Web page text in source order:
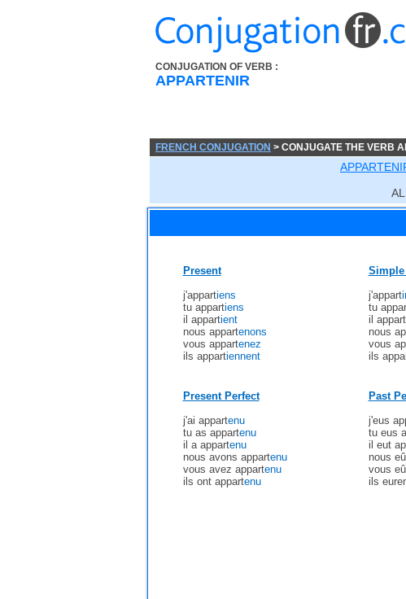
CONJUGATION OF VERB :
APPARTENIR
FRENCH CONJUGATION > CONJUGATE THE VERB
Present
j'appartiens
tu appartiens
il appartient
nous appartenons
vous appartenez
ils appartiennent
Simple
j'appart
tu
il appart
nous
vous
ils
Present Perfect
j'ai appartenu
tu as appartenu
il a appartenu
nous avons appartenu
vous avez appartenu
ils ont appartenu
Past
j'eus
tu eus
il eut
nous
vous
ils